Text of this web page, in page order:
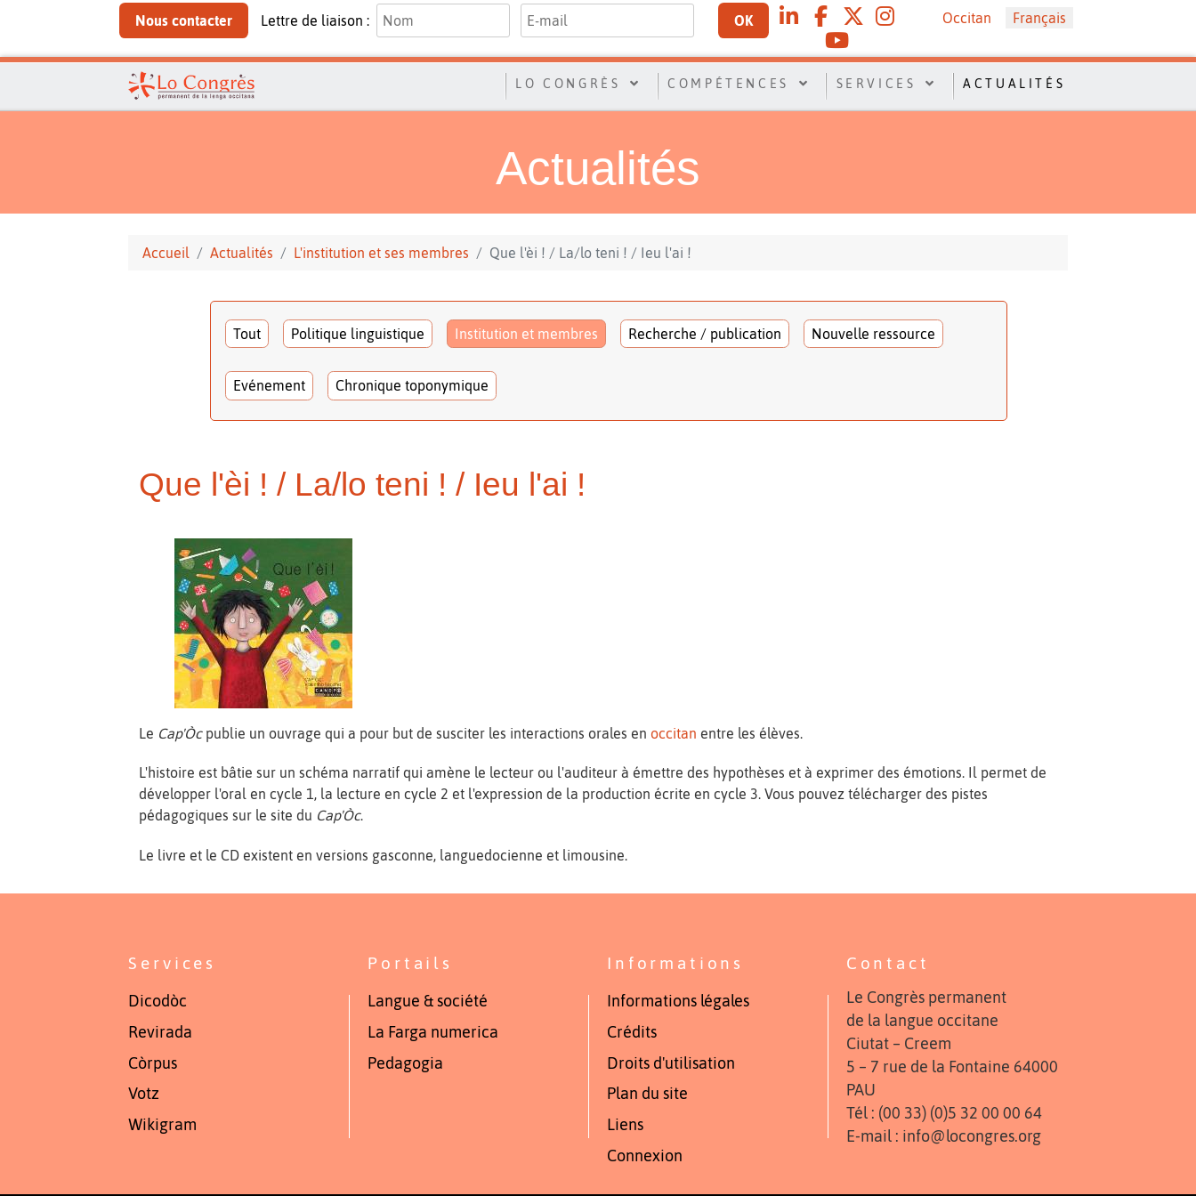
Nous contacter Lettre de liaison : OK Sélectionnez votre langue
Occitan Français
LO CONGRÈS COMPÉTENCES SERVICES ACTUALITÉS
Actualités
Accueil Actualités L'institution et ses membres Que l'èi ! / La/lo teni ! / Ieu l'ai !
Tout Politique linguistique Institution et membres Recherche / publication Nouvelle ressource
Evénement Chronique toponymique
Que l'èi ! / La/lo teni ! / Ieu l'ai !
Le Cap'Òcpublie un ouvrage qui a pour but de susciter les interactions orales enoccitan entre les élèves.
L'histoire est bâtie sur un schéma narratif qui amène le lecteur ou l'auditeur à émettre des hypothèses et à exprimer des émotions. Il permet de
développer l'oral en cycle 1, la lecture en cycle 2 et l'expression de la production écrite en cycle 3. Vous pouvez télécharger des pistes
pédagogiques sur le site du Cap'Òc.
Le livre et le CD existent en versions gasconne, languedocienne et limousine.
Services
Dicodòc
Revirada
Còrpus
Votz
Wikigram
Portails
Langue & société
La Farga numerica
Pedagogia
Informations
Informations légales
Crédits
Droits d'utilisation
Plan du site
Liens
Connexion
Contact
Le Congrès permanent
de la langue occitane
Ciutat – Creem
5 – 7 rue de la Fontaine 64000
PAU
Tél : (00 33) (0)5 32 00 00 64
E-mail : info@locongres.org